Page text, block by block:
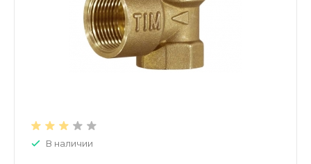
В наличии